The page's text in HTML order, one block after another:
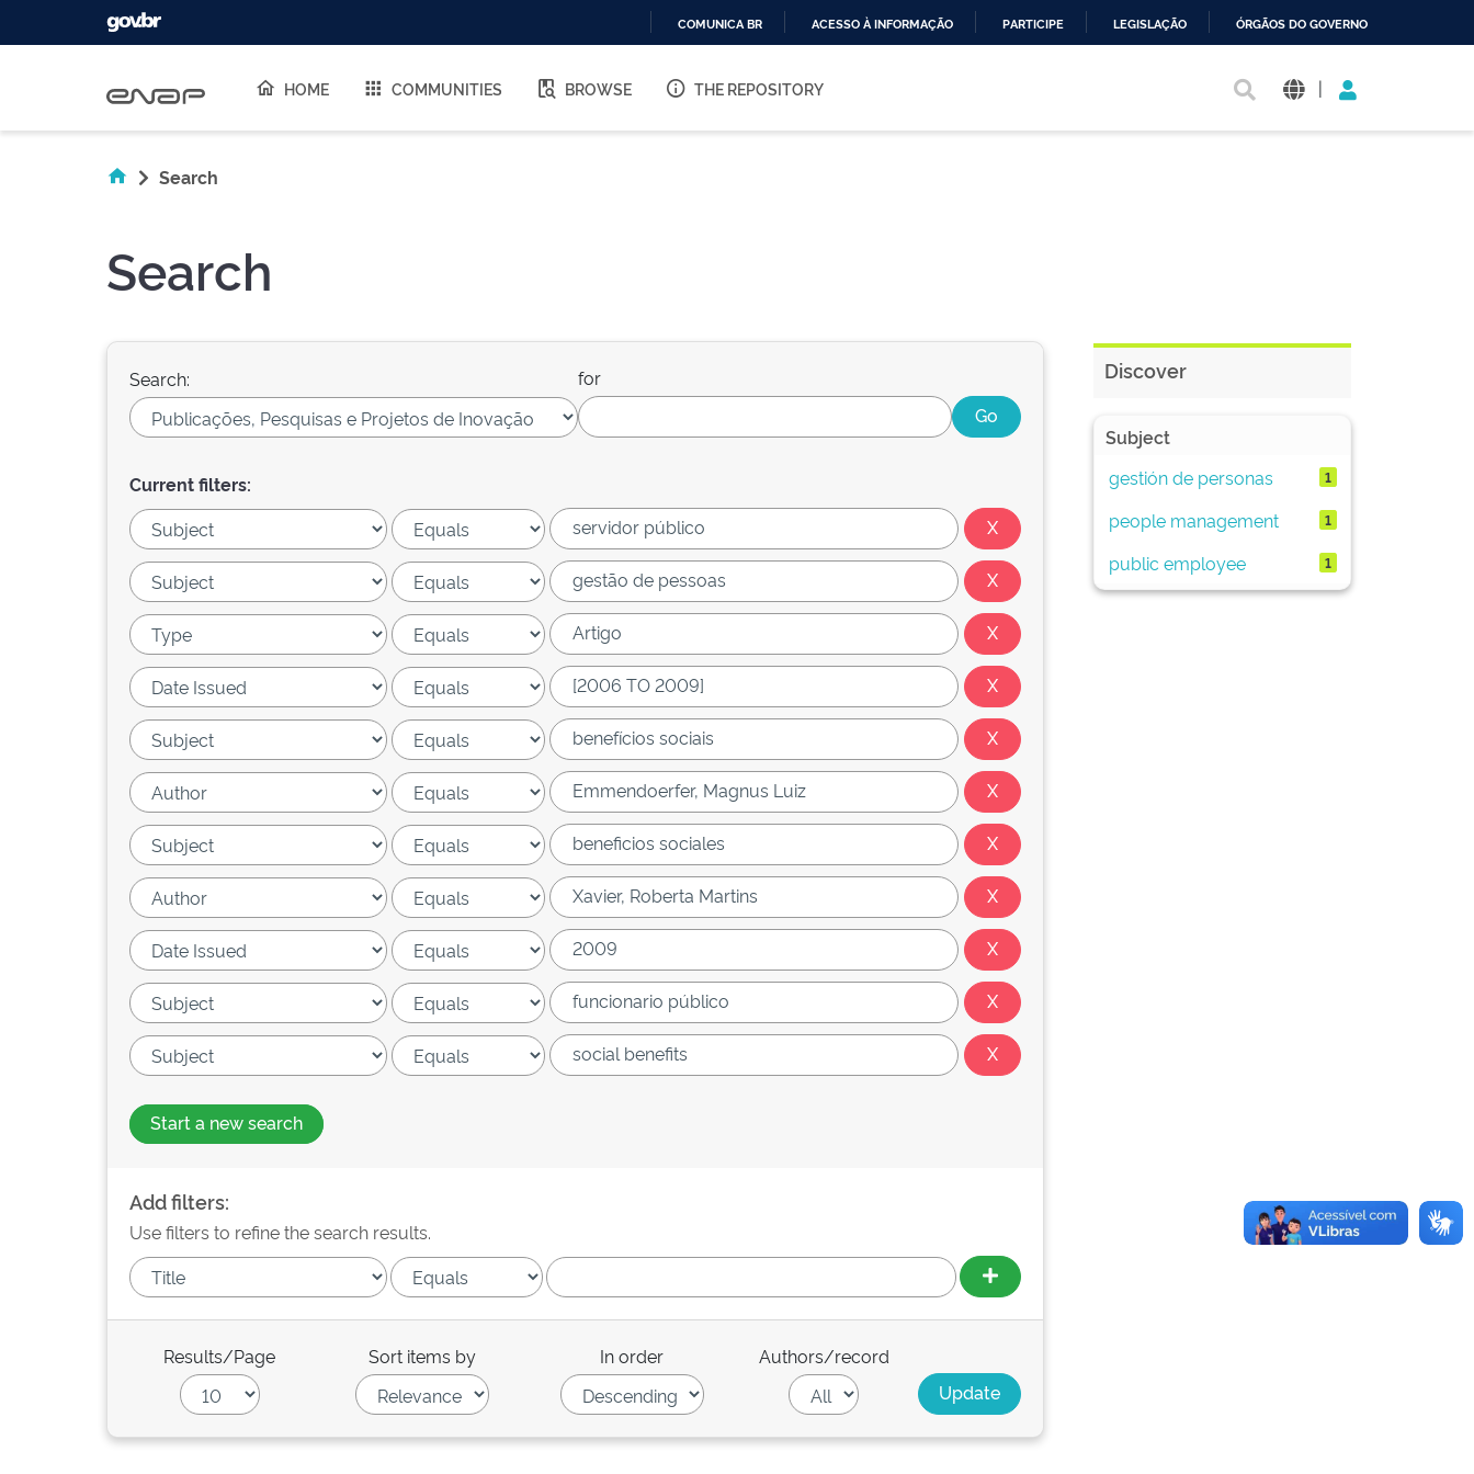
O
COMUNICA BR ACESSO À INFORMAÇÃO PARTICIPE LEGISLAÇÃO ÓRGÃOS DO GOVERNO
HOME COMMUNITIES BROWSE THE REPOSITORY |
Search
Search
Search: for
Current filters:
Start a new search
Add filters:
Use filters to refine the search results.
Results/Page Sort items by In order Authors/record
Discover
Subject
gestión de personas
1
people management 1
public employee 1